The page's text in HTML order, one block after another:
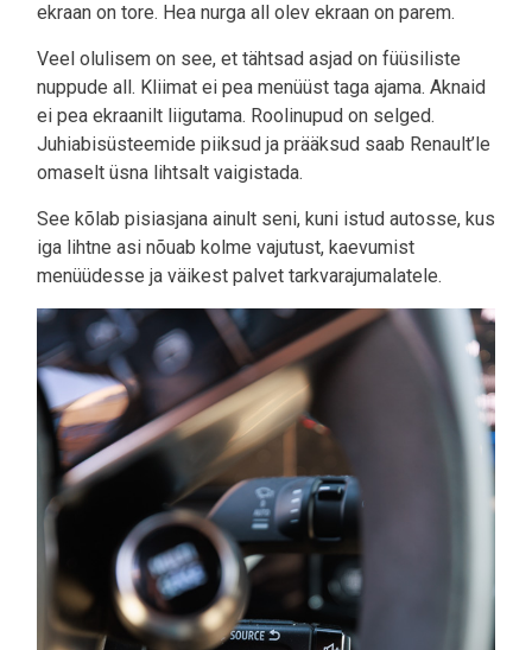
ekraan on tore. Hea nurga all olev ekraan on parem.
Veel olulisem on see, et tähtsad asjad on füüsiliste
nuppude all. Kliimat ei pea menüüst taga ajama. Aknaid
ei pea ekraanilt liigutama. Roolinupud on selged.
Juhiabisüsteemide piiksud ja prääksud saab Renault’le
omaselt üsna lihtsalt vaigistada.
See kõlab pisiasjana ainult seni, kuni istud autosse, kus
iga lihtne asi nõuab kolme vajutust, kaevumist
menüüdesse ja väikest palvet tarkvarajumalatele.